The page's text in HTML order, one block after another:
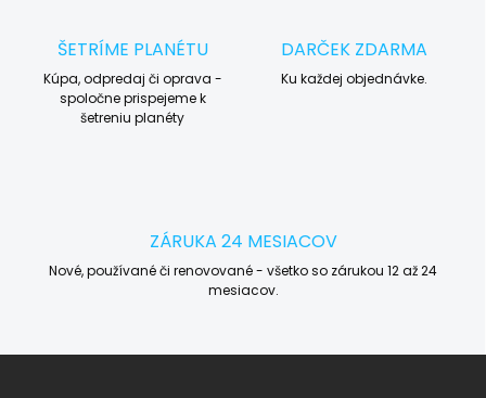
ŠETRÍME PLANÉTU
Kúpa, odpredaj či oprava -
spoločne prispejeme k
šetreniu planéty
DARČEK ZDARMA
Ku každej objednávke.
ZÁRUKA 24 MESIACOV
Nové, používané či renovované - všetko so zárukou 12 až 24
mesiacov.